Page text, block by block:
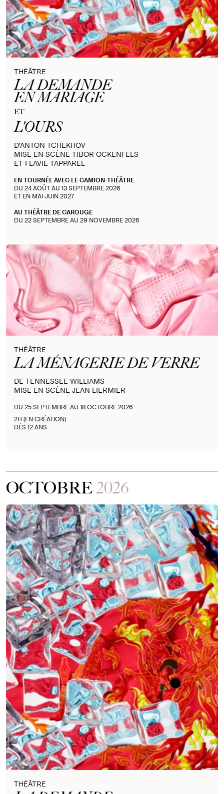
THÉÂTRE
LA DEMANDE
EN MARIAGE
ET
L'OURS
D’ANTON TCHEKHOV
MISE EN SCÈNE TIBOR OCKENFELS
ET FLAVIE TAPPAREL
EN TOURNÉE AVEC LE CAMION-THÉÂTRE
DU 24 AOÛT AU 13 SEPTEMBRE 2026
ET EN MAI-JUIN 2027
AU THÉÂTRE DE CAROUGE
DU 22 SEPTEMBRE AU 29 NOVEMBRE 2026
THÉÂTRE
LA MÉNAGERIE DE VERRE
DE TENNESSEE WILLIAMS
MISE EN SCÈNE JEAN LIERMIER
DU 25 SEPTEMBRE AU 18 OCTOBRE 2026
2H (EN CRÉATION)
DÈS 12 ANS
OCTOBRE2026
THÉÂTRE